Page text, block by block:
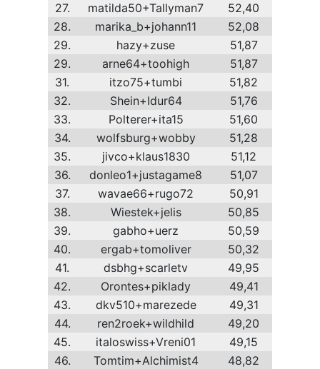
27.
matilda50+Tallyman7
52,40
28.
marika_b+johann11
52,08
29.
hazy+zuse
51,87
29.
arne64+toohigh
51,87
31.
itzo75+tumbi
51,82
32.
Shein+Idur64
51,76
33.
Polterer+ita15
51,60
34.
wolfsburg+wobby
51,28
35.
jivco+klaus1830
51,12
36.
donleo1+justagame8
51,07
37.
wavae66+rugo72
50,91
38.
Wiestek+jelis
50,85
39.
gabho+uerz
50,59
40.
ergab+tomoliver
50,32
41.
dsbhg+scarletv
49,95
42.
Orontes+piklady
49,41
43.
dkv510+marezede
49,31
44.
ren2roek+wildhild
49,20
45.
italoswiss+Vreni01
49,15
46.
Tomtim+Alchimist4
48,82